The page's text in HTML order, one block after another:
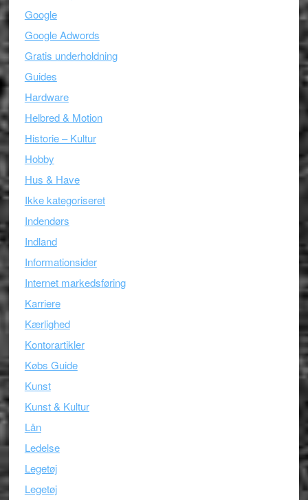
Google
Google Adwords
Gratis underholdning
Guides
Hardware
Helbred & Motion
Historie – Kultur
Hobby
Hus & Have
Ikke kategoriseret
Indendørs
Indland
Informationsider
Internet markedsføring
Karriere
Kærlighed
Kontorartikler
Købs Guide
Kunst
Kunst & Kultur
Lån
Ledelse
Legetøj
Legetøj